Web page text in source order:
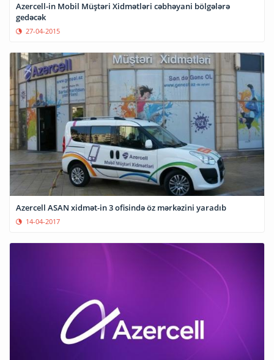
Azercell-in Mobil Müştəri Xidmətləri cəbhəyani bölgələrə
gedəcək
27-04-2015
Azercell ASAN xidmət-in 3 ofisində öz mərkəzini yaradıb
14-04-2017